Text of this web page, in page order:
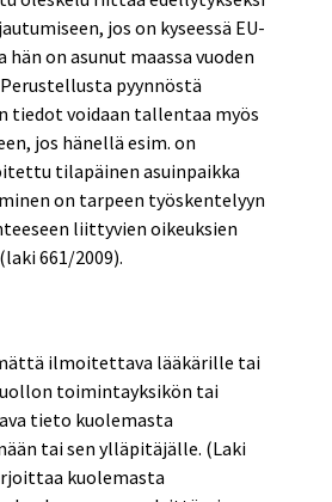
jos on kyseessä EU-
hän on asunut maassa vuoden
pyynnöstä
tiedot voidaan tallentaa myös
jos hänellä esim. on
tilapäinen asuinpaikka
on tarpeen työskentelyyn
liittyvien oikeuksien
661/2009).
ilmoitettava lääkärille tai
toimintayksikön tai
tieto kuolemasta
tai sen ylläpitäjälle. (Laki
kuolemasta